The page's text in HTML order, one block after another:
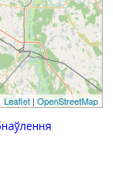
Leaflet | OpenStreetMap